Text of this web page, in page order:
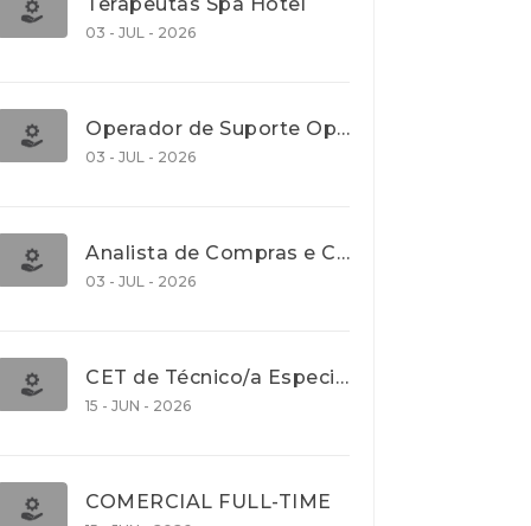
03 - JUL - 2026
Operador de Suporte Operacional
03 - JUL - 2026
Analista de Compras e Contratos (Banca)
03 - JUL - 2026
CET de Técnico/a Especialista em Comércio Internacional (Nível 5)
15 - JUN - 2026
COMERCIAL FULL-TIME